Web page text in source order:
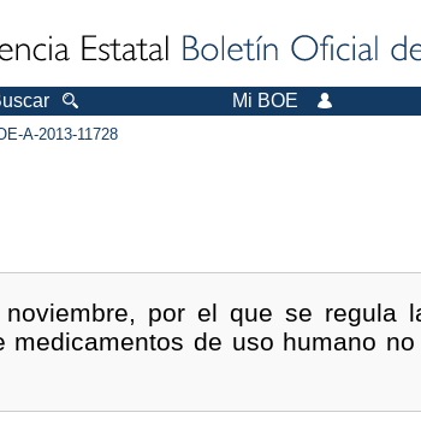
Mi BOE
A-2013-11728
por el que se regula
de uso humano